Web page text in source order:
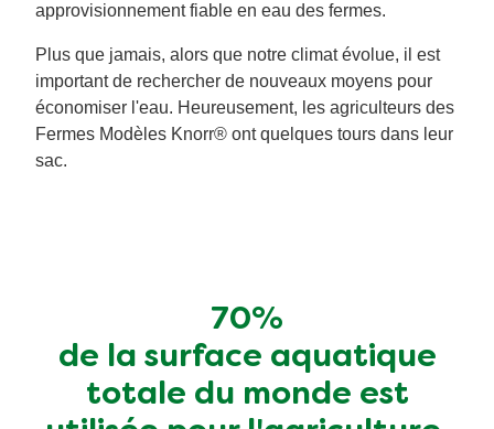
approvisionnement fiable en eau des fermes.
Plus que jamais, alors que notre climat évolue, il est
important de rechercher de nouveaux moyens pour
économiser l'eau. Heureusement, les agriculteurs des
Fermes Modèles Knorr® ont quelques tours dans leur
sac.
70%
de la surface aquatique
totale du monde est